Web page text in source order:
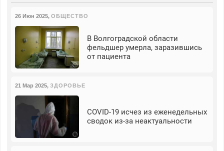
26 Июн 2025, ОБЩЕСТВО
В Волгоградской области
фельдшер умерла, заразившись
от пациента
21 Мар 2025, ЗДОРОВЬЕ
COVID-19 исчез из еженедельных
сводок из-за неактуальности